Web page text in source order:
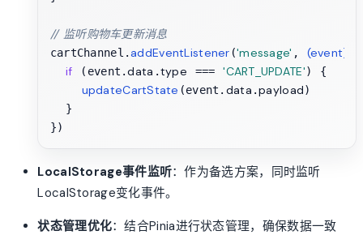
// 监听购物车更新消息
cartChannel. addEventListener ('message' , (event)
if (event.data .type === 'CART_UPDATE') {
updateCartState (event. data .payload)
  }
LocalStorage事件监听：作为备选方案，同时监听
LocalStorage变化事件。
状态管理优化：结合Pinia进行状态管理，确保数据一致